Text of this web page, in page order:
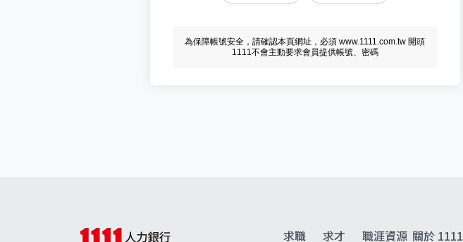
為保障帳號安全，請確認本頁網址，必須 www.1111.com.tw 開頭
1111不會主動要求會員提供帳號、密碼
求職 求才 職涯資源 關於 1111